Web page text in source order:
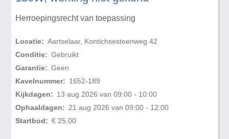
Herroepingsrecht van toepassing
Locatie: Aartselaar, Kontichsesteenweg 42
Conditie: Gebruikt
Garantie: Geen
Kavelnummer: 1652-189
Kijkdagen: 13 aug 2026 van 09:00 - 10:00
Ophaaldagen: 21 aug 2026 van 09:00 - 12:00
Startbod: € 25,00